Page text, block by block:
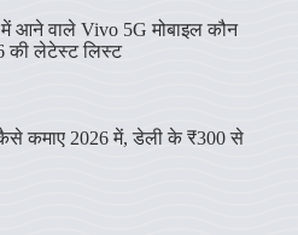
आने वाले Vivo 5G मोबाइल कौन
की लेटेस्ट लिस्ट
कमाए 2026 में, डेली के ₹300 से